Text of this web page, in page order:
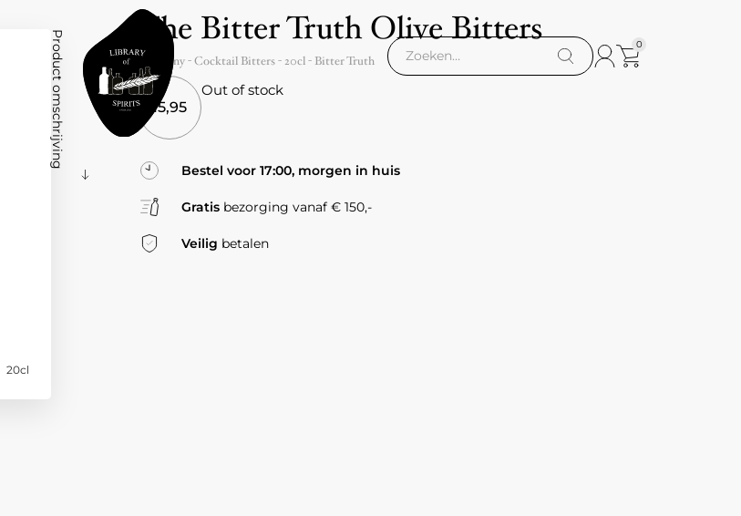
0
20cl
Product omschrijving
The Bitter Truth Olive Bitters
Germany- Cocktail Bitters - 20cl- Bitter Truth
15,95
Out of stock
Bestel voor 17:00, morgen in huis
Gratis bezorging vanaf € 150,-
Veilig betalen